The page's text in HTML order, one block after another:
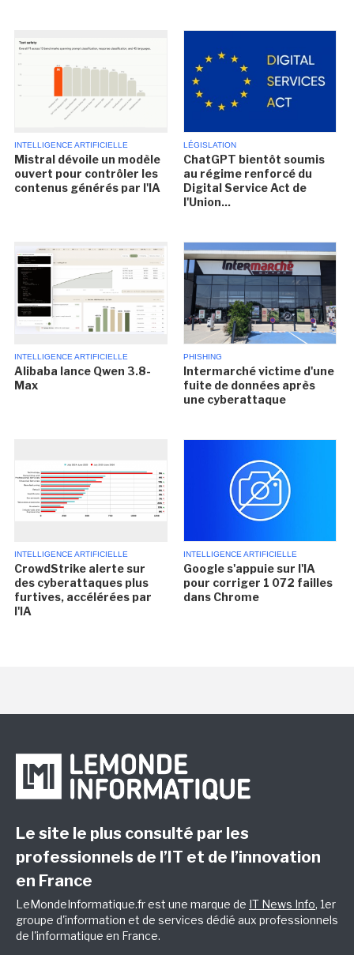
INTELLIGENCE ARTIFICIELLE
Mistral dévoile un modèle
ouvert pour contrôler les
contenus générés par l'IA
LÉGISLATION
ChatGPT bientôt soumis
au régime renforcé du
Digital Service Act de
l'Union...
INTELLIGENCE ARTIFICIELLE
Alibaba lance Qwen 3.8-
Max
PHISHING
Intermarché victime d'une
fuite de données après
une cyberattaque
INTELLIGENCE ARTIFICIELLE
CrowdStrike alerte sur
des cyberattaques plus
furtives, accélérées par
l'IA
INTELLIGENCE ARTIFICIELLE
Google s'appuie sur l'IA
pour corriger 1 072 failles
dans Chrome
Le site le plus consulté par les
professionnels de l’IT et de l’innovation
en France
LeMondeInformatique.fr est une marque de IT News Info, 1er
groupe d'information et de services dédié aux professionnels
de l'informatique en France.